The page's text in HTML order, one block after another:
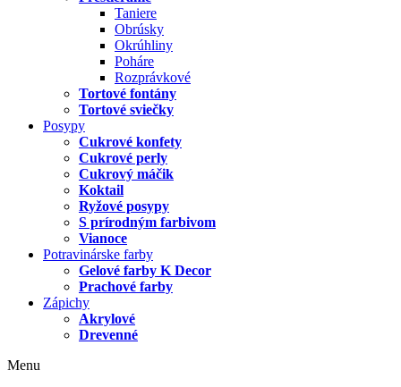
Taniere
Obrúsky
Okrúhliny
Poháre
Rozprávkové
Tortové fontány
Tortové sviečky
Posypy
Cukrové konfety
Cukrové perly
Cukrový máčik
Koktail
Ryžové posypy
S prírodným farbivom
Vianoce
Potravinárske farby
Gelové farby K Decor
Prachové farby
Zápichy
Akrylové
Drevenné
Menu